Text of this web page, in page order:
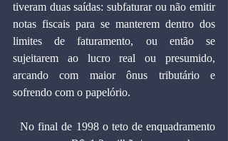
tiveram duas saídas: subfaturar ou não emitir
notas fiscais para se manterem dentro dos
limites de faturamento, ou então se
sujeitarem ao lucro real ou presumido,
arcando com maior ônus tributário e
sofrendo com o papelório.
  No final de 1998 o teto de enquadramento